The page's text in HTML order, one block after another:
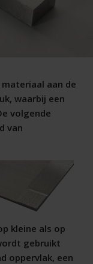
aan de
waarbij een
volgende
van
kleine als op
gebruikt
oppervlak, een